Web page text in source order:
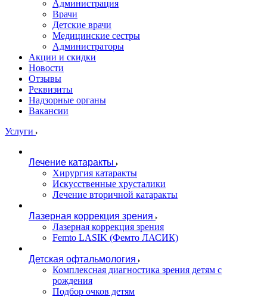
Администрация
Врачи
Детские врачи
Медицинские сестры
Администраторы
Акции и скидки
Новости
Отзывы
Реквизиты
Надзорные органы
Вакансии
Услуги
Лечение катаракты
Хирургия катаракты
Искусственные хрусталики
Лечение вторичной катаракты
Лазерная коррекция зрения
Лазерная коррекция зрения
Femto LASIK (Фемто ЛАСИК)
Детская офтальмология
Комплексная диагностика зрения детям c
рождения
Подбор очков детям